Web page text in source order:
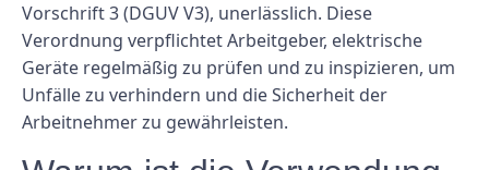
Vorschrift 3 (DGUV V3), unerlässlich. Diese
Verordnung verpflichtet Arbeitgeber, elektrische
Geräte regelmäßig zu prüfen und zu inspizieren, um
Unfälle zu verhindern und die Sicherheit der
Arbeitnehmer zu gewährleisten.